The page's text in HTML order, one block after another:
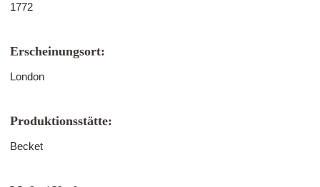
1772
Erscheinungsort:
London
Produktionsstätte:
Becket